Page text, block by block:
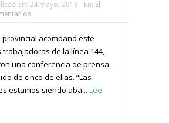
24 mayo, 2018 En: El
provincial acompañó este
trabajadoras de la línea 144,
una conferencia de prensa
de cinco de ellas. “Las
estamos siendo aba... Lee